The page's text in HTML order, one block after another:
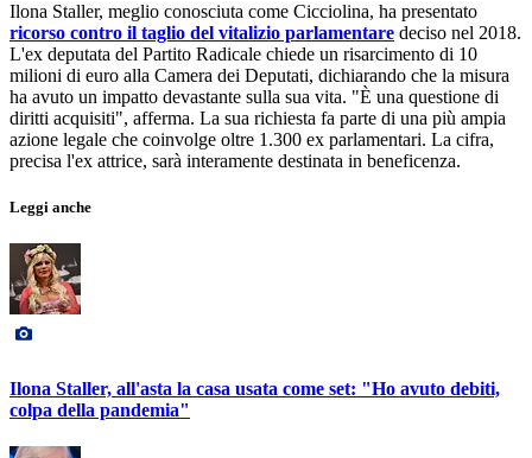
Ilona Staller, meglio conosciuta come Cicciolina, ha presentato
ricorso contro il taglio del vitalizio parlamentare deciso nel 2018.
L'ex deputata del Partito Radicale chiede un risarcimento di 10
milioni di euro alla Camera dei Deputati, dichiarando che la misura
ha avuto un impatto devastante sulla sua vita. "È una questione di
diritti acquisiti", afferma. La sua richiesta fa parte di una più ampia
azione legale che coinvolge oltre 1.300 ex parlamentari. La cifra,
precisa l'ex attrice, sarà interamente destinata in beneficenza.
Leggi anche
Ilona Staller, all'asta la casa usata come set: "Ho avuto debiti,
colpa della pandemia"